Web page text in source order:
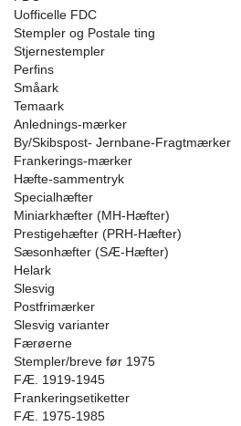
Uofficelle FDC
Stempler og Postale ting
Stjernestempler
Perfins
Småark
Temaark
Anlednings-mærker
By/Skibspost- Jernbane-Fragtmærker
Frankerings-mærker
Hæfte-sammentryk
Specialhæfter
Miniarkhæfter (MH-Hæfter)
Prestigehæfter (PRH-Hæfter)
Sæsonhæfter (SÆ-Hæfter)
Helark
Slesvig
Postfrimærker
Slesvig varianter
Færøerne
Stempler/breve før 1975
FÆ. 1919-1945
Frankeringsetiketter
FÆ. 1975-1985